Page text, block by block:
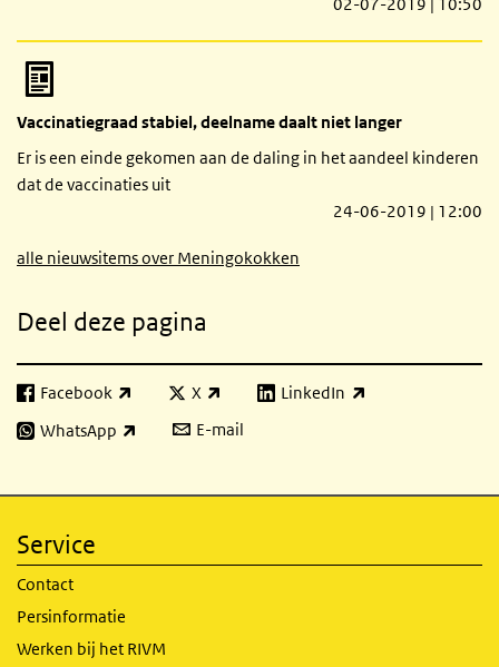
Vaccinatiegraad stabiel, deelname daalt niet langer
Er is een einde gekomen aan de daling in het aandeel kinderen
dat de vaccinaties uit
24-06-2019 | 12:00
alle nieuwsitems over Meningokokken
Deel deze pagina
Facebook
(externe link) X
(externe link) LinkedIn
(externe link)
WhatsApp
(externe link) E-mail
Service
Contact
Persinformatie
Werken bij het RIVM